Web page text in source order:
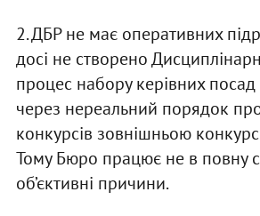
2. ДБР не має оперативних
досі не створено
процес набору керівних
через нереальний порядок
конкурсів зовнішньою
Тому Бюро працює не в повну
об’єктивні причини.